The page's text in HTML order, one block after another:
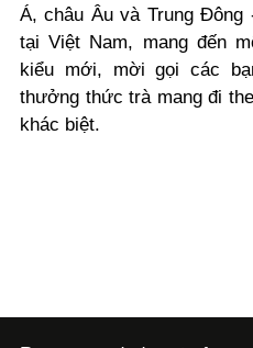
Á, châu Âu và Trung
tại Việt Nam, mang đến
kiểu mới, mời gọi các
thưởng thức trà mang đi
khác biệt.